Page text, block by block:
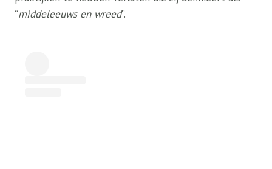
“middeleeuws en wreed”.